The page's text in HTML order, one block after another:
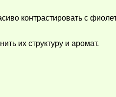
контрастировать с
их структуру и аромат.